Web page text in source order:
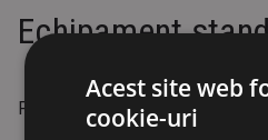
Echipament
PACHET COMPLET CU MULTE
Acest site web
cookie-uri